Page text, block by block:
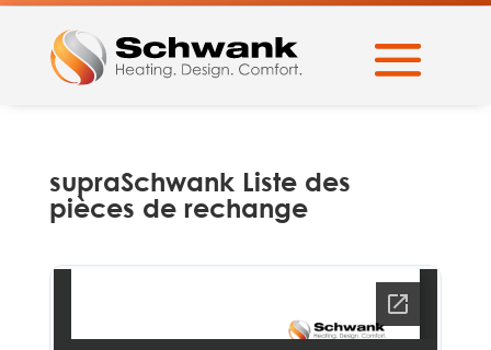
supraSchwank Liste des
pièces de rechange